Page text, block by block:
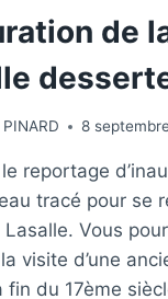
de
8
reportage
tracé pour se
Lasalle. Vous
visite d’une
fin du 17ème